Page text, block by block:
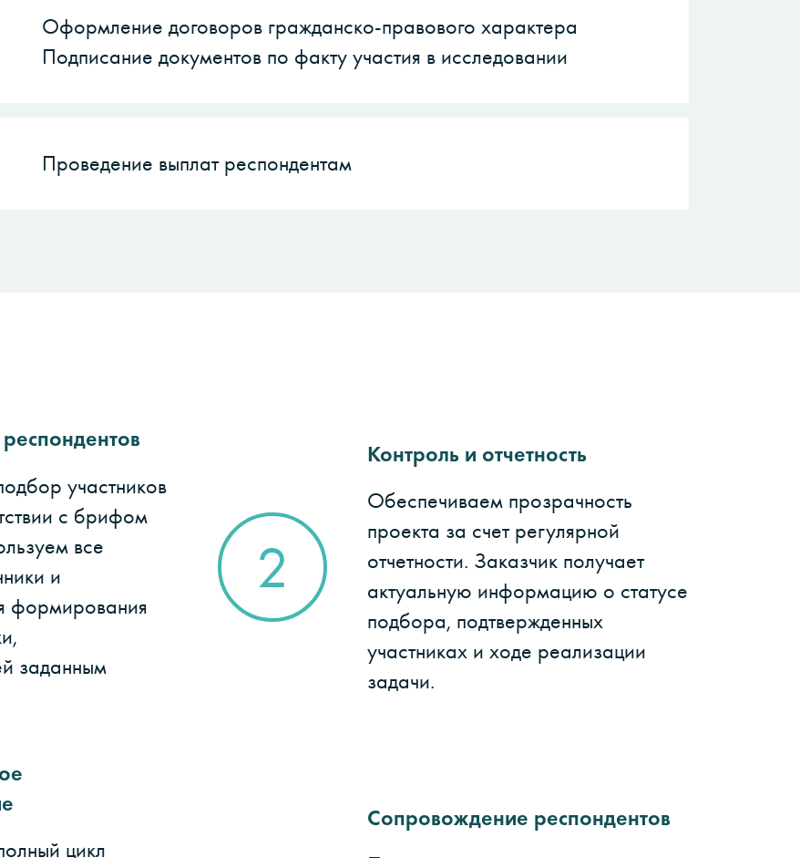
Оформление договоров гражданско-правового характера
Подписание документов по факту участия в исследовании
Проведение выплат респондентам
участников
с брифом
все
и
формирования
заданным
2
Контроль и отчетность
Обеспечиваем прозрачность
проекта за счет регулярной
отчетности. Заказчик получает
актуальную информацию о статусе
подбора, подтвержденных
участниках и ходе реализации
задачи.
цикл
Сопровождение респондентов